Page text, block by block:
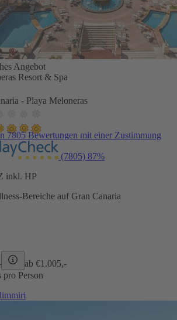
Angebot
Resort & Spa
- Playa Meloneras
7805 Bewertungen mit einer Zustimmung
(7805) 87%
inkl. HP
Bereiche auf Gran Canaria
ab €1.005,-
pro Person